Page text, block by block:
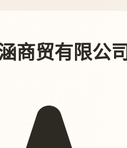
商贸有限公司